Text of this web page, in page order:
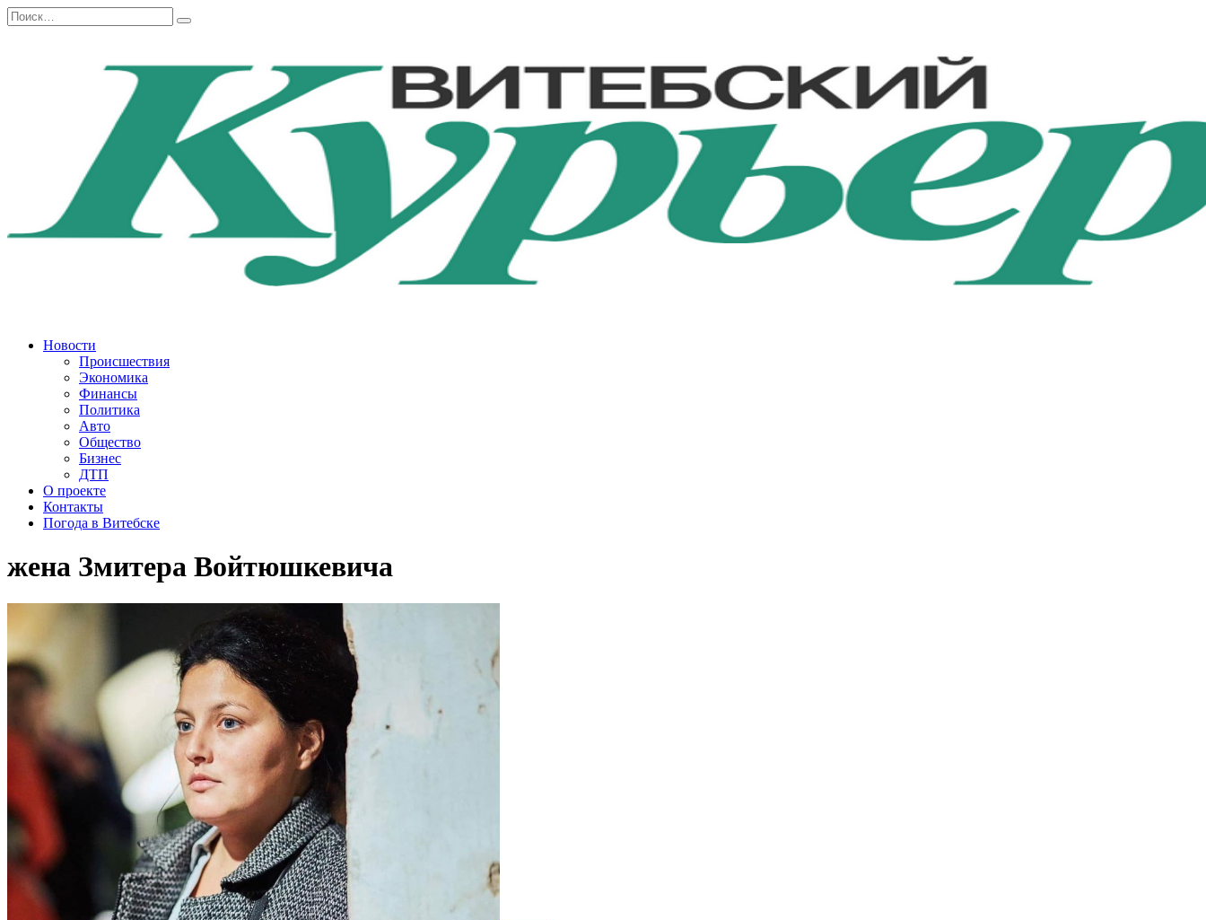
Перейти
к
Search
for:
Новости
Происшествия
Экономика
Финансы
Политика
Авто
Общество
Бизнес
ДТП
О проекте
Контакты
Погода в Витебске
жена Змитера Войтюшкевича